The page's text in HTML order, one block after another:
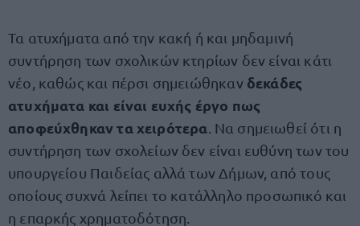
Τα ατυχήματα από την κακή ή και μηδαμινή
συντήρηση των σχολικών κτηρίων δεν είναι κάτι
νέο, καθώς και πέρσι σημειώθηκαν δεκάδες
ατυχήματα και είναι ευχής έργο πως
αποφεύχθηκαν τα χειρότερα . Να σημειωθεί ότι η
συντήρηση των σχολείων δεν είναι ευθύνη των του
υπουργείου Παιδείας αλλά των Δήμων, από τους
οποίους συχνά λείπει το κατάλληλο προσωπικό και
η επαρκής χρηματοδότηση.